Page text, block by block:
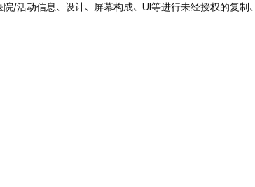
动信息、设计、屏幕构成、UI等进行未经授权的复制